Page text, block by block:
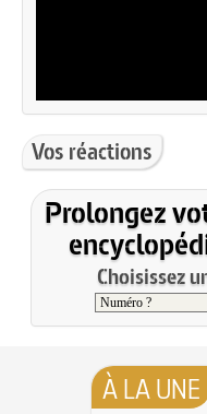
Vos réactions
Prolongez
Choisissez
À LA UNE